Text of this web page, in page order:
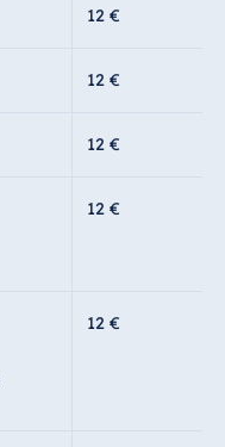
12 €
12 €
12 €
12 €
12 €